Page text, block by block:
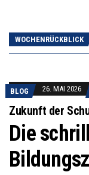
WOCHENRÜCKBLICK
BLOG 26. MAI 2026
Zukunft der
Die